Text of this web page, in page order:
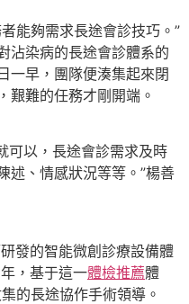
夠需求長途會診技巧。”
沾染病的長途會診體系的
一早，團隊便湊集起來閉
艱難的任務才剛開端。
以，長途會診需求及時
述、情感狀況等等。”楊善
的智能微創診療設備體
，基于這一體檢推薦體
的長途協作手術領導。